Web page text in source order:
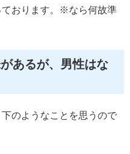
ております。※なら何故準
あるが、男性はな
のようなことを思うので